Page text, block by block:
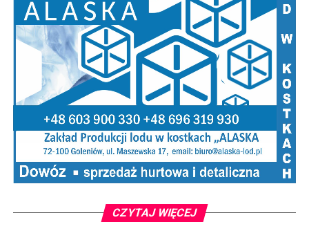
CZYTAJ WIĘCEJ